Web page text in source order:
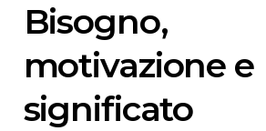
Bisogno,
motivazione e
significato